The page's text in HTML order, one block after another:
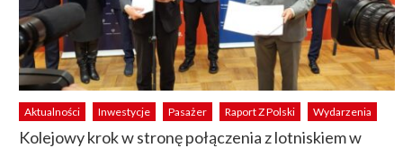
Aktualności Inwestycje Pasażer Raport Z Polski Wydarzenia
Kolejowy krok w stronę połączenia z lotniskiem w